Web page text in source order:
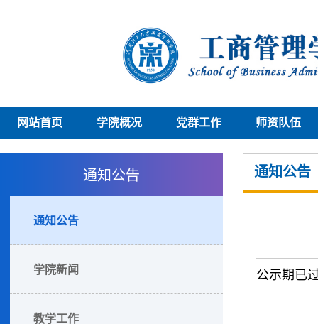
网站首页 学院概况 党群工作 师资队伍
通知公告
通知公告
学院新闻
教学工作
通知公告
公示期已